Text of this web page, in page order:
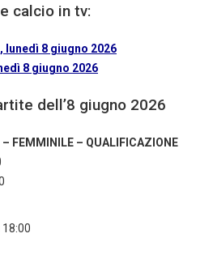
calcio in tv:
8 giugno 2026
8 giugno 2026
dell’8 giugno 2026
FEMMINILE – QUALIFICAZIONE
18:00